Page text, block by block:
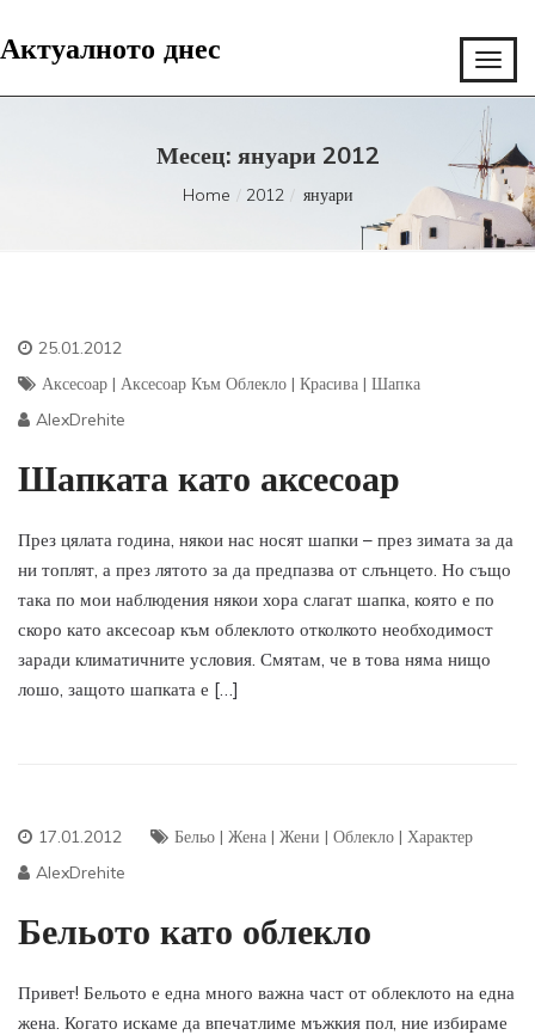
Актуалното днес
Месец: януари 2012
Home 2012 януари
25.01.2012
Аксесоар | Аксесоар Към Облекло | Красива | Шапка
AlexDrehite
Шапката като аксесоар
През цялата година, някои нас носят шапки – през зимата за да
ни топлят, а през лятото за да предпазва от слънцето. Но също
така по мои наблюдения някои хора слагат шапка, която е по
скоро като аксесоар към облеклото отколкото необходимост
заради климатичните условия. Смятам, че в това няма нищо
лошо, защото шапката е […]
17.01.2012 Бельо | Жена | Жени | Облекло | Характер
AlexDrehite
Бельото като облекло
Привет! Бельото е една много важна част от облеклото на една
жена. Когато искаме да впечатлиме мъжкия пол, ние избираме